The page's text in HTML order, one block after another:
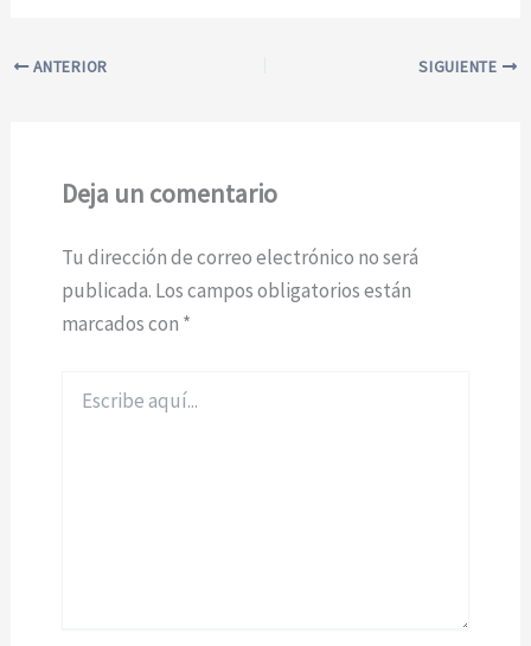
ANTERIOR SIGUIENTE
Deja un comentario
Tu dirección de correo electrónico no será
publicada. Los campos obligatorios están
marcados con *
aquí...